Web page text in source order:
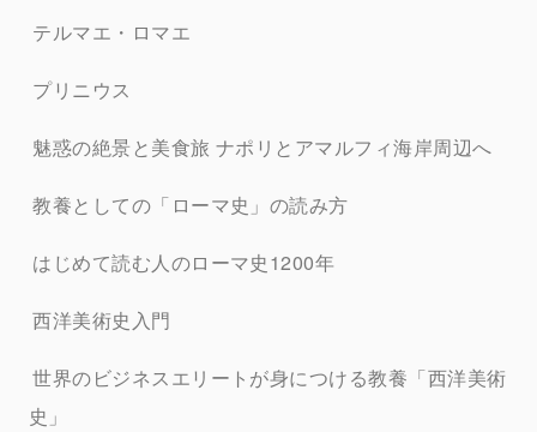
テルマエ・ロマエ
プリニウス
魅惑の絶景と美食旅 ナポリとアマルフィ海岸周辺へ
教養としての「ローマ史」の読み方
はじめて読む人のローマ史1200年
西洋美術史入門
世界のビジネスエリートが身につける教養「西洋美術
史」